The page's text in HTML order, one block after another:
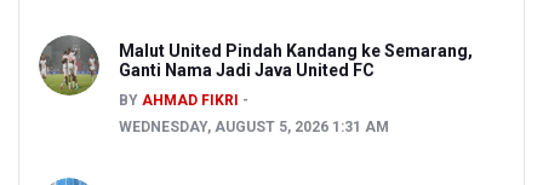
Malut United Pindah Kandang ke Semarang,
Ganti Nama Jadi Java United FC
BY AHMAD FIKRI
WEDNESDAY, AUGUST 5, 2026 1:31 AM